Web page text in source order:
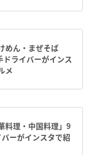
めん・まぜそば
ライバーがインス
メ
料理・中国料理」9
ーがインスタで紹